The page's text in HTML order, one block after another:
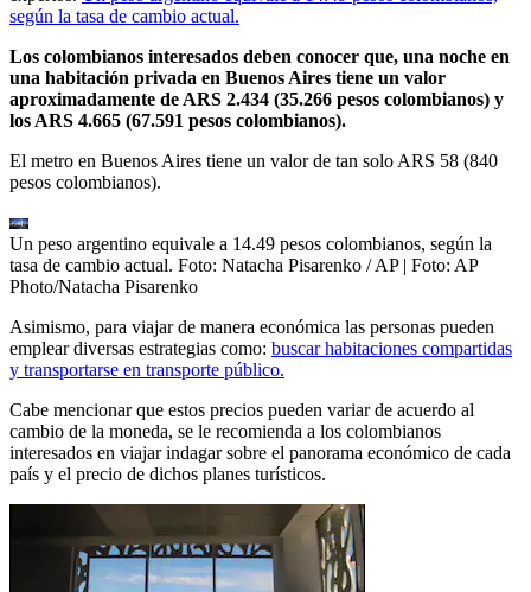
según la tasa de cambio actual.
Los colombianos interesados deben conocer que, una noche en
una habitación privada en Buenos Aires tiene un valor
aproximadamente de ARS 2.434 (35.266 pesos colombianos) y
los ARS 4.665 (67.591 pesos colombianos).
El metro en Buenos Aires tiene un valor de tan solo ARS 58 (840
pesos colombianos).
Un peso argentino equivale a 14.49 pesos colombianos, según la
tasa de cambio actual. Foto: Natacha Pisarenko / AP
| Foto: AP
Photo/Natacha Pisarenko
Asimismo, para viajar de manera económica las personas pueden
emplear diversas estrategias como: buscar habitaciones compartidas
y transportarse en transporte público.
Cabe mencionar que estos precios pueden variar de acuerdo al
cambio de la moneda, se le recomienda a los colombianos
interesados en viajar indagar sobre el panorama económico de cada
país y el precio de dichos planes turísticos.